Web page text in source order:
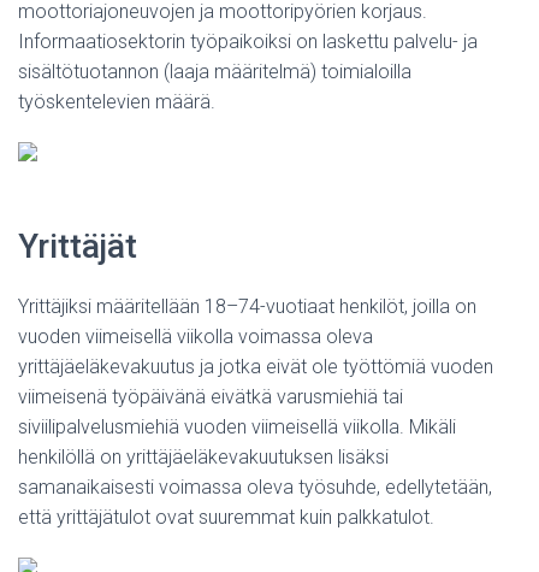
moottoriajoneuvojen ja moottoripyörien korjaus.
Informaatiosektorin työpaikoiksi on laskettu palvelu- ja
sisältötuotannon (laaja määritelmä) toimialoilla
työskentelevien määrä.
Yrittäjät
Yrittäjiksi määritellään 18–74-vuotiaat henkilöt, joilla on
vuoden viimeisellä viikolla voimassa oleva
yrittäjäeläkevakuutus ja jotka eivät ole työttömiä vuoden
viimeisenä työpäivänä eivätkä varusmiehiä tai
siviilipalvelusmiehiä vuoden viimeisellä viikolla. Mikäli
henkilöllä on yrittäjäeläkevakuutuksen lisäksi
samanaikaisesti voimassa oleva työsuhde, edellytetään,
että yrittäjätulot ovat suuremmat kuin palkkatulot.